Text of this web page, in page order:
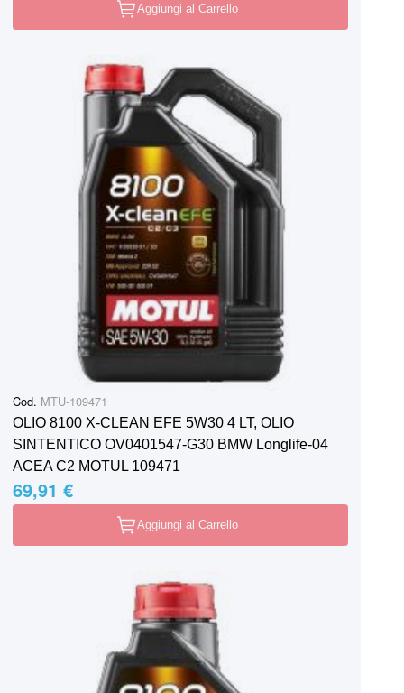
Aggiungi al Carrello
Cod. MTU-109471
OLIO 8100 X-CLEAN EFE 5W30 4 LT, OLIO
SINTENTICO OV0401547-G30 BMW Longlife-04
ACEA C2 MOTUL 109471
69,91 €
Aggiungi al Carrello